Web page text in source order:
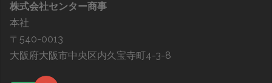
株式会社センター商事
本社
〒540-0013
大阪府大阪市中央区内久宝寺町4-3-8